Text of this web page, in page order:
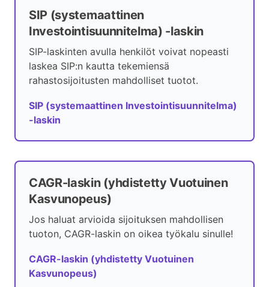
SIP (systemaattinen
Investointisuunnitelma) -laskin
SIP-laskinten avulla henkilöt voivat nopeasti
laskea SIP:n kautta tekemiensä
rahastosijoitusten mahdolliset tuotot.
SIP (systemaattinen Investointisuunnitelma)
-laskin
CAGR-laskin (yhdistetty Vuotuinen
Kasvunopeus)
Jos haluat arvioida sijoituksen mahdollisen
tuoton, CAGR-laskin on oikea työkalu sinulle!
CAGR-laskin (yhdistetty Vuotuinen
Kasvunopeus)